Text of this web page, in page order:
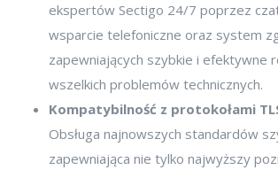
ekspertów Sectigo 24/7 poprzez
wsparcie telefoniczne oraz system
zapewniających szybkie i efektywne
wszelkich problemów technicznych.
Kompatybilność z protokołami
Obsługa najnowszych standardów
zapewniająca nie tylko najwyższy